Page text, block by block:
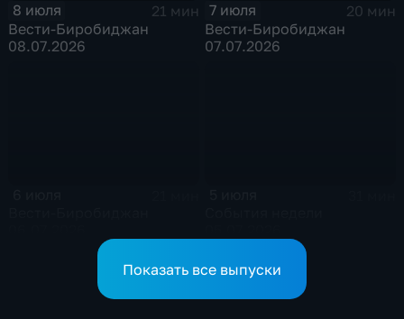
8 июля
21 мин
Вести-Биробиджан
08.07.2026
7 июля
20 мин
Вести-Биробиджан
07.07.2026
Показать все выпуски